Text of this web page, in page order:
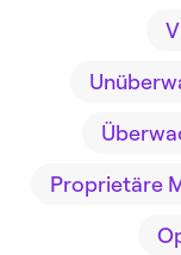
Proprietäre